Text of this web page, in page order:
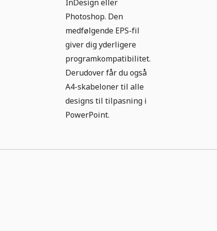
InDesign eller
Photoshop. Den
medfølgende EPS-fil
giver dig yderligere
programkompatibilitet.
Derudover får du også
A4-skabeloner til alle
designs til tilpasning i
PowerPoint.